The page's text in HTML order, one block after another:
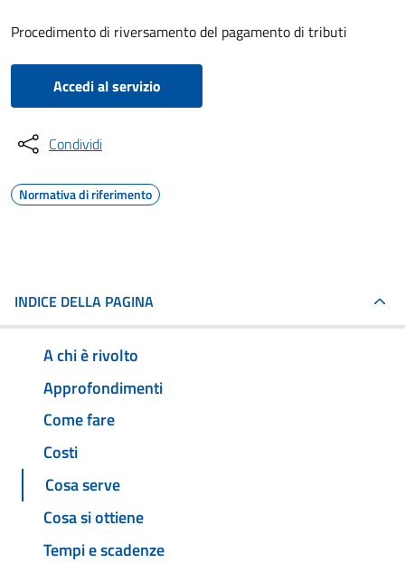
Procedimento di riversamento del pagamento di tributi
Accedi al servizio
Condividi
Normativa di riferimento
INDICE DELLA PAGINA
A chi è rivolto
Approfondimenti
Come fare
Costi
Cosa serve
Cosa si ottiene
Tempi e scadenze